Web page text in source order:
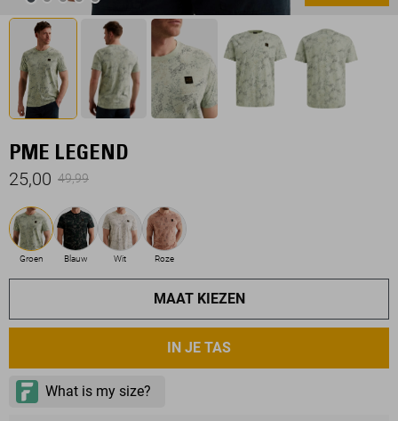
PME LEGEND
25,00 49,99
Groen Blauw Wit Roze
MAAT KIEZEN
IN JE TAS